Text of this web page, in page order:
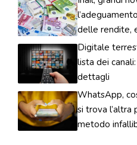
delle rendite,
Digitale
lista dei
dettagli
WhatsApp,
si trova l’altra
metodo